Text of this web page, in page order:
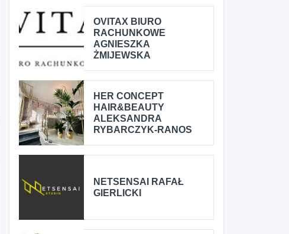
OVITAX BIURO
RACHUNKOWE
AGNIESZKA
ŻMIJEWSKA
HER CONCEPT
HAIR&BEAUTY
ALEKSANDRA
RYBARCZYK-RANOS
NETSENSAI RAFAŁ
GIERLICKI